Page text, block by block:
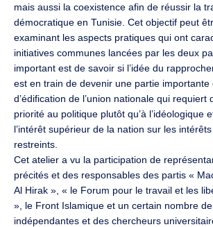
mais aussi la coexistence afin de réussir la
démocratique en Tunisie. Cet objectif peut
examinant les aspects pratiques qui ont
initiatives communes lancées par les deux
important est de savoir si l’idée du
est en train de devenir une partie importante
d’édification de l’union nationale qui requiert
priorité au politique plutôt qu’à l’idéologique
l’intérêt supérieur de la nation sur les
restreints.
Cet atelier a vu la participation de
précités et des responsables des partis «
Al Hirak », « le Forum pour le travail et les
», le Front Islamique et un certain nombre
indépendantes et des chercheurs